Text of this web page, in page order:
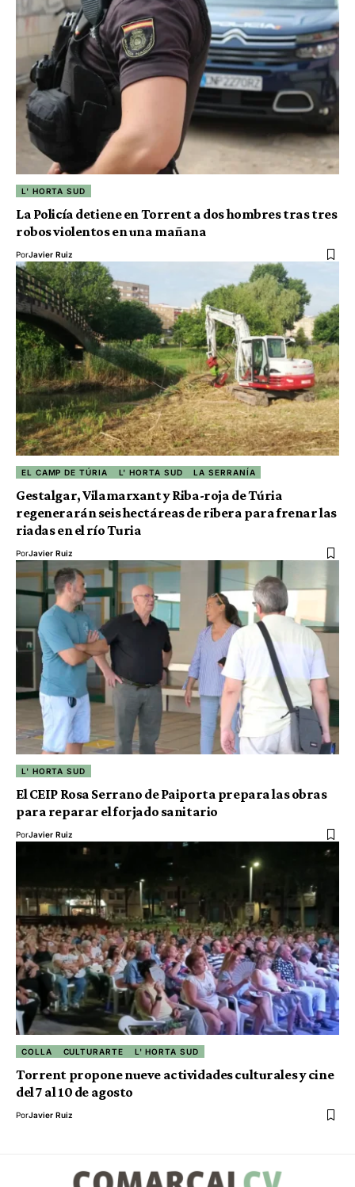
L' HORTA SUD
La Policía detiene en Torrent a dos hombres tras tres
robos violentos en una mañana
PorJavier Ruiz
EL CAMP DE TÚRIA L' HORTA SUD LA SERRANÍA
Gestalgar, Vilamarxant y Riba-roja de Túria
regenerarán seis hectáreas de ribera para frenar las
riadas en el río Turia
PorJavier Ruiz
L' HORTA SUD
El CEIP Rosa Serrano de Paiporta prepara las obras
para reparar el forjado sanitario
PorJavier Ruiz
COLLA CULTURARTE L' HORTA SUD
Torrent propone nueve actividades culturales y cine
del 7 al 10 de agosto
PorJavier Ruiz